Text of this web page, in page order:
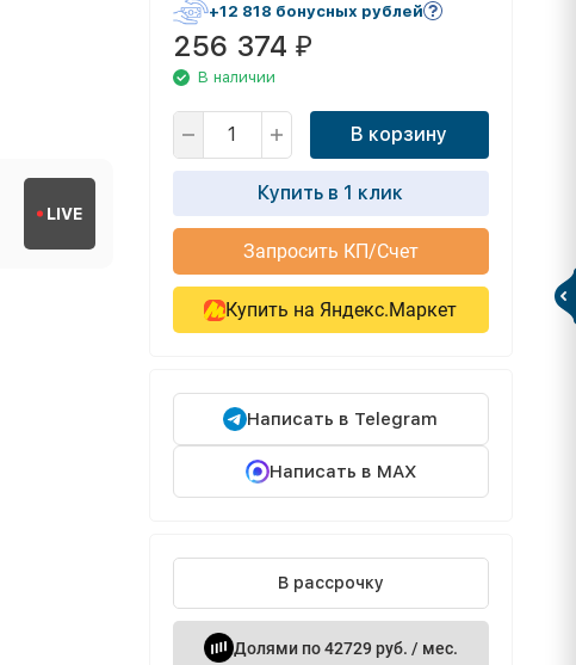
LIVE
+12 818 бонусных рублей
256 374 ₽
В наличии
В корзину
Купить в 1 клик
Запросить КП/Счет
Купить на Яндекс.Маркет
Написать в Telegram
Написать в MAX
В рассрочку
Долями по 42729 руб. / мес.